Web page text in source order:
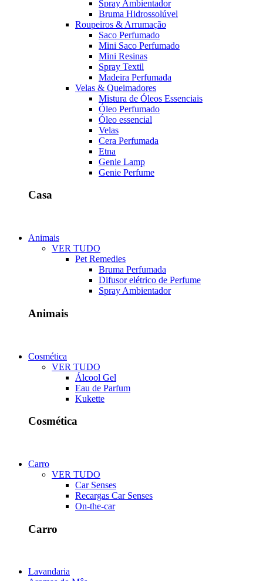
Spray Ambientador
Bruma Hidrossolúvel
Roupeiros & Arrumação
Saco Perfumado
Mini Saco Perfumado
Mini Resinas
Spray Textil
Madeira Perfumada
Velas & Queimadores
Mistura de Óleos Essenciais
Óleo Perfumado
Óleo essencial
Velas
Cera Perfumada
Etna
Genie Lamp
Genie Perfume
Casa
Animais
VER TUDO
Pet Remedies
Bruma Perfumada
Difusor elétrico de Perfume
Spray Ambientador
Animais
Cosmética
VER TUDO
Álcool Gel
Eau de Parfum
Kukette
Cosmética
Carro
VER TUDO
Car Senses
Recargas Car Senses
On-the-car
Carro
Lavandaria